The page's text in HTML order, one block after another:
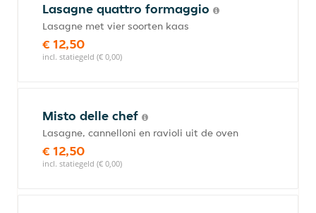
Lasagne quattro formaggio
Lasagne met vier soorten kaas
€ 12,50
incl. statiegeld (€ 0,00)
Misto delle chef
Lasagne, cannelloni en ravioli uit de oven
€ 12,50
incl. statiegeld (€ 0,00)